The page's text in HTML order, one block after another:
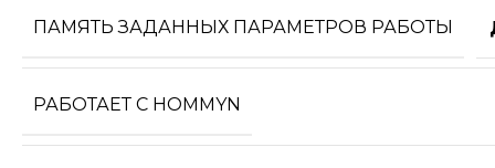
ПАМЯТЬ ЗАДАННЫХ ПАРАМЕТРОВ РАБОТЫ
РАБОТАЕТ С HOMMYN